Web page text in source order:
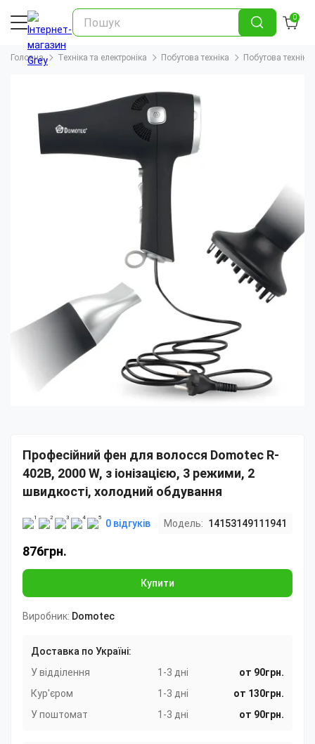
0
Головна Техніка та електроніка Побутова техніка Побутова
Професійний фен для волосся Domotec R-
402B, 2000 W, з іонізацією, 3 режими, 2
швидкості, холодний обдування
0 відгуків Модель: 14153149111941
876грн.
Купити
Виробник: Domotec
Доставка по Україні:
У відділення
1-3 дні
от 90грн.
Кур'єром
1-3 дні
от 130грн.
У поштомат
1-3 дні от 90грн.